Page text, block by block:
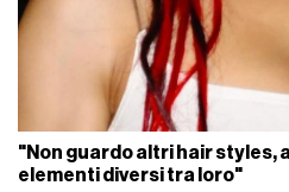
"Non guardo altri hair styles,
elementi diversi tra loro"